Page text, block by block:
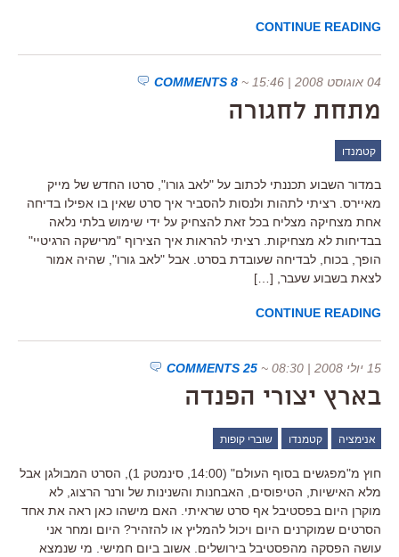
CONTINUE READING
04 אוגוסט 2008 | 15:46 ~
8 COMMENTS
מתחת לחגורה
קטמנדו
במדור השבוע תכננתי לכתוב על "לאב גורו", סרטו החדש של מייק
מאיירס. רציתי לתהות ולנסות להסביר איך סרט שאין בו אפילו בדיחה
אחת מצחיקה מצליח בכל זאת להצחיק על ידי שימוש בלתי נלאה
בבדיחות לא מצחיקות. רציתי להראות איך הצירוף "מרישקה הרגיטיי"
הופך, בכוח, לבדיחה שעובדת בסרט. אבל "לאב גורו", שהיה אמור
לצאת בשבוע שעבר, […]
CONTINUE READING
15 יולי 2008 | 08:30 ~
25 COMMENTS
בארץ יצורי הפנדה
אנימציה קטמנדו שוברי קופות
חוץ מ"מפגשים בסוף העולם" (14:00, סינמטק 1), הסרט המבולגן אבל
מלא האישיות, הטיפוסים, האבחנות והשנינות של ורנר הרצוג, לא
מוקרן היום בפסטיבל אף סרט שראיתי. האם מישהו כאן ראה את אחד
הסרטים שמוקרנים היום ויכול להמליץ או להזהיר? היום ומחר אני
עושה הפסקה מהפסטיבל בירושלים. אשוב ביום חמישי. מי שנמצא